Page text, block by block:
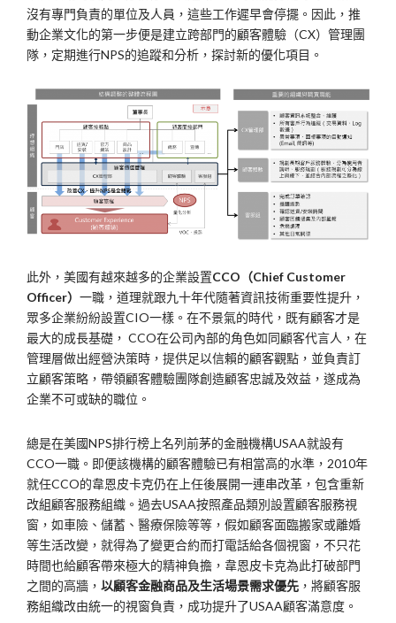
沒有專門負責的單位及人員，這些工作遲早會停擺。因此，推
動企業文化的第一步便是建立跨部門的顧客體驗（CX）管理團
隊，定期進行NPS的追蹤和分析，探討新的優化項目。
此外，美國有越來越多的企業設置CCO（Chief Customer
Officer） 一職，道理就跟九十年代隨著資訊技術重要性提升，
眾多企業紛紛設置CIO一樣。在不景氣的時代，既有顧客才是
最大的成長基礎， CCO在公司內部的角色如同顧客代言人，在
管理層做出經營決策時，提供足以信賴的顧客觀點，並負責訂
立顧客策略，帶領顧客體驗團隊創造顧客忠誠及效益，遂成為
企業不可或缺的職位。
總是在美國NPS排行榜上名列前茅的金融機構USAA就設有
CCO一職。即便該機構的顧客體驗已有相當高的水準，2010年
就任CCO的韋恩皮卡克仍在上任後展開一連串改革，包含重新
改組顧客服務組織。過去USAA按照產品類別設置顧客服務視
窗，如車險、儲蓄、醫療保險等等，假如顧客面臨搬家或離婚
等生活改變，就得為了變更合約而打電話給各個視窗，不只花
時間也給顧客帶來極大的精神負擔，韋恩皮卡克為此打破部門
之間的高牆， 以顧客金融商品及生活場景需求優先 ，將顧客服
務組織改由統一的視窗負責，成功提升了USAA顧客滿意度。